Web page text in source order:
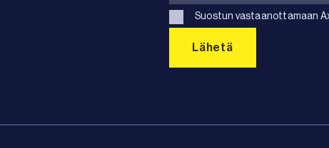
Suostun vastaanottamaan